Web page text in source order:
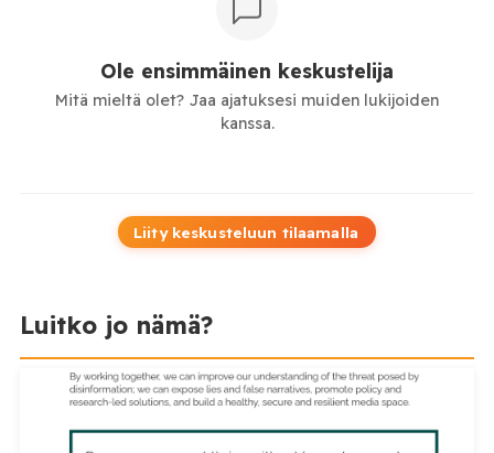
Ole ensimmäinen keskustelija
Mitä mieltä olet? Jaa ajatuksesi muiden lukijoiden
kanssa.
Liity keskusteluun tilaamalla
Luitko jo nämä?